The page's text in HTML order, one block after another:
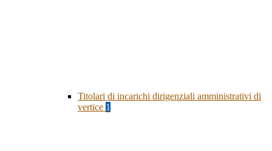
Titolari di incarichi dirigenziali amministrativi di
vertice 1